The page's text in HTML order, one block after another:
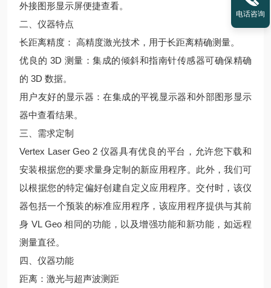
外接图形显示屏便捷查看。
二、仪器特点
长距离精度： 高精度激光技术，用于长距离精确测量。
优良的 3D 测量：集成的倾斜和指南针传感器可确保精确
的 3D 数据。
用户友好的显示器：在集成的平视显示器和外部图形显示
器中查看结果。
三、需求定制
Vertex Laser Geo 2 仪器具有优良的平台，允许您下载和
安装根据您的要求量身定制的新应用程序。此外，我们可
以根据您的特定偏好创建自定义应用程序。交付时，该仪
器包括一个预装的标准应用程序，该应用程序提供与其前
身 VL Geo 相同的功能，以及增强功能和新功能，如远程
测量直径。
四、仪器功能
距离：激光与超声波测距
电话咨询